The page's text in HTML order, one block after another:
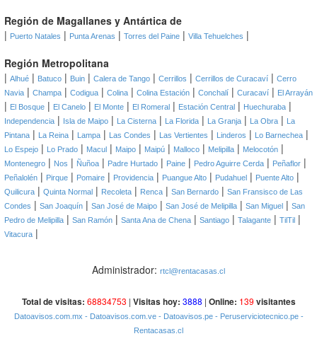
Región de Magallanes y Antártica de
| Puerto Natales | Punta Arenas | Torres del Paine | Villa Tehuelches |
Región Metropolitana
| Alhué | Batuco | Buin | Calera de Tango | Cerrillos | Cerrillos de Curacaví | Cerro
Navia | Champa | Codigua | Colina | Colina Estación | Conchalí | Curacaví | El Arrayán
| El Bosque | El Canelo | El Monte | El Romeral | Estación Central | Huechuraba |
Independencia | Isla de Maipo | La Cisterna | La Florida | La Granja | La Obra | La
Pintana | La Reina | Lampa | Las Condes | Las Vertientes | Linderos | Lo Barnechea |
Lo Espejo | Lo Prado | Macul | Maipo | Maipú | Malloco | Melipilla | Melocotón |
Montenegro | Nos | Ñuñoa | Padre Hurtado | Paine | Pedro Aguirre Cerda | Peñaflor |
Peñalolén | Pirque | Pomaire | Providencia | Puangue Alto | Pudahuel | Puente Alto |
Quilicura | Quinta Normal | Recoleta | Renca | San Bernardo | San Fransisco de Las
Condes | San Joaquín | San José de Maipo | San José de Melipilla | San Miguel | San
Pedro de Melipilla | San Ramón | Santa Ana de Chena | Santiago | Talagante | TilTil |
Vitacura |
Administrador: rtcl@rentacasas.cl
Total de visitas: 68834753 | Visitas hoy: 3888 | Online: 139 visitantes
Datoavisos.com.mx - Datoavisos.com.ve- Datoavisos.pe- Peruserviciotecnico.pe-
Rentacasas.cl